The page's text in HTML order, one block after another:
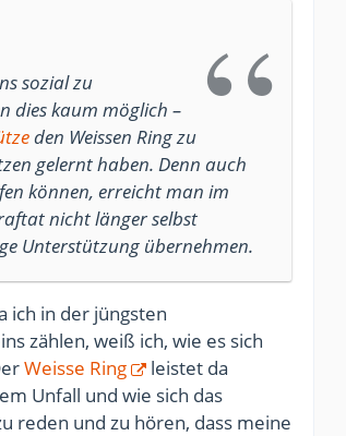
sozial zu
dies kaum möglich –
den Weissen Ring zu
gelernt haben. Denn auch
können, erreicht man im
nicht länger selbst
Unterstützung übernehmen.
ich in der jüngsten
zählen, weiß ich, wie es sich
Weisse Ring
leistet da
Unfall und wie sich das
reden und zu hören, dass meine